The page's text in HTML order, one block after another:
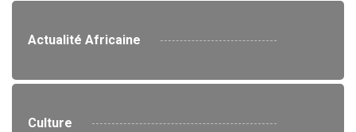
Actualité Africaine
Culture